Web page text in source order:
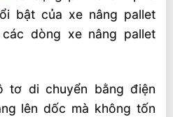
pallet truck lithium EP tại
bật của xe nâng pallet
dòng xe nâng pallet
tơ di chuyển bằng điện
lên dốc mà không tốn